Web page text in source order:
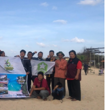
jalan nasional
tol surabaya ngawi